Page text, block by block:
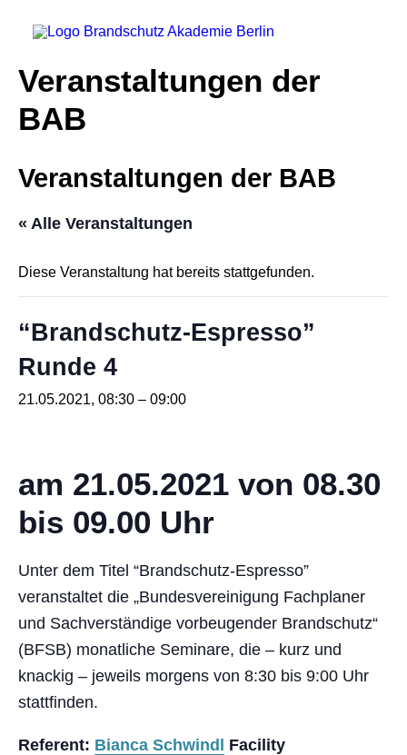
Brandschutzhelfer
Über uns
Kontakt
Externe Brandschutz-Beauftragte
Veranstaltungen der
BAB
Veranstaltungen der BAB
« Alle Veranstaltungen
Diese Veranstaltung hat bereits stattgefunden.
“Brandschutz-Espresso”
Runde 4
21.05.2021, 08:30 – 09:00
am 21.05.2021 von 08.30
bis 09.00 Uhr
Unter dem Titel “Brandschutz-Espresso”
veranstaltet die „Bundesvereinigung Fachplaner
und Sachverständige vorbeugender Brandschutz“
(BFSB) monatliche Seminare, die – kurz und
knackig – jeweils morgens von 8:30 bis 9:00 Uhr
stattfinden.
Referent: Bianca Schwindl
Facility